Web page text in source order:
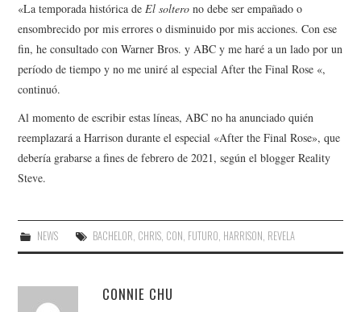
«La temporada histórica deEl soltero no debe ser empañado o
ensombrecido por mis errores o disminuido por mis acciones. Con ese
fin, he consultado con Warner Bros. y ABC y me haré a un lado por un
período de tiempo y no me uniré al especial After the Final Rose «,
continuó.
Al momento de escribir estas líneas, ABC no ha anunciado quién
reemplazará a Harrison durante el especial «After the Final Rose», que
debería grabarse a fines de febrero de 2021, según el blogger Reality
Steve.
NEWS BACHELOR, CHRIS, CON, FUTURO, HARRISON, REVELA
CONNIE CHU